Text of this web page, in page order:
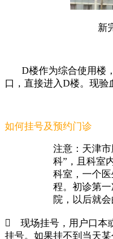
新
D楼作为综合使用楼
口，直接进入D楼。现验
如何挂号及预约门诊
注意：天津
科”，且科室
科室，一个
程。初诊第
院，以后就会

现场挂号，用户口本
挂号。如果挂不到当天